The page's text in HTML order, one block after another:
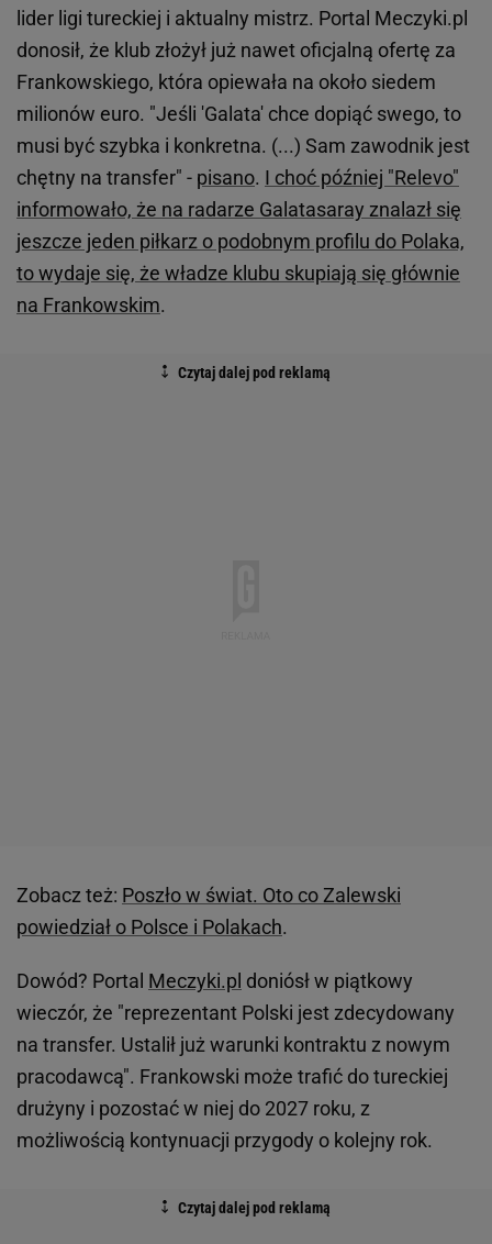
lider ligi tureckiej i aktualny mistrz. Portal Meczyki.pl
donosił, że klub złożył już nawet oficjalną ofertę za
Frankowskiego, która opiewała na około siedem
milionów euro. "Jeśli 'Galata' chce dopiąć swego, to
musi być szybka i konkretna. (...) Sam zawodnik jest
chętny na transfer" - pisano. I choć później "Relevo"
informowało, że na radarze Galatasaray znalazł się
jeszcze jeden piłkarz o podobnym profilu do Polaka,
to wydaje się, że władze klubu skupiają się głównie
na Frankowskim.
Zobacz też: Poszło w świat. Oto co Zalewski
powiedział o Polsce i Polakach.
Dowód? Portal Meczyki.pl doniósł w piątkowy
wieczór, że "reprezentant Polski jest zdecydowany
na transfer. Ustalił już warunki kontraktu z nowym
pracodawcą". Frankowski może trafić do tureckiej
drużyny i pozostać w niej do 2027 roku, z
możliwością kontynuacji przygody o kolejny rok.